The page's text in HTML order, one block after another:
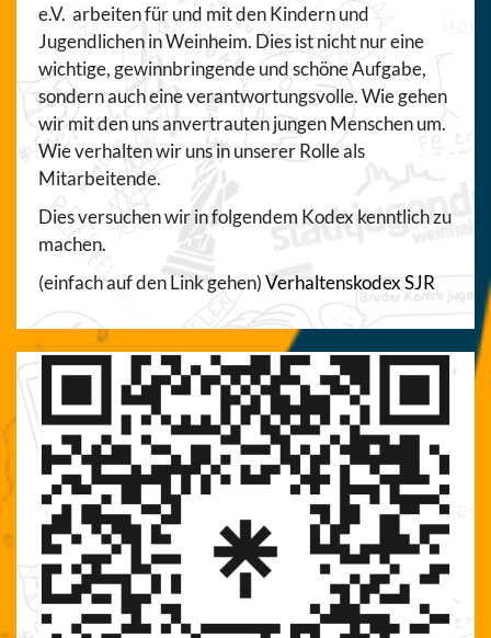
e.V. arbeiten für und mit den Kindern und
Jugendlichen in Weinheim. Dies ist nicht nur eine
wichtige, gewinnbringende und schöne Aufgabe,
sondern auch eine verantwortungsvolle. Wie gehen
wir mit den uns anvertrauten jungen Menschen um.
Wie verhalten wir uns in unserer Rolle als
Mitarbeitende.
Dies versuchen wir in folgendem Kodex kenntlich zu
machen.
(einfach auf den Link gehen)Verhaltenskodex SJR